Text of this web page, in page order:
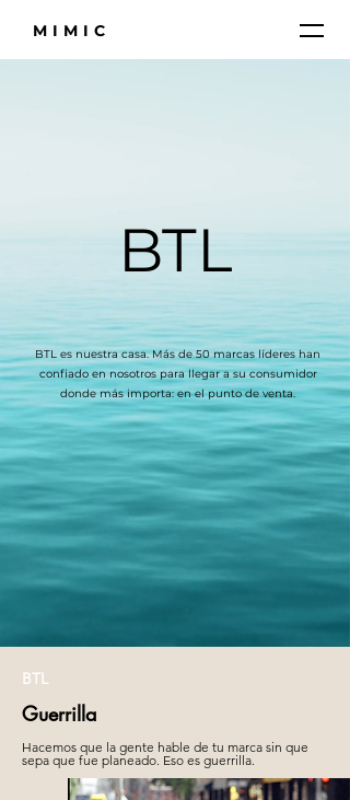
MIMIC
BTL
BTL es nuestra casa. Más de 50 marcas líderes han
confiado en nosotros para llegar a su consumidor
donde más importa: en el punto de venta.
BTL
Guerrilla
Hacemos que la gente hable de tu marca sin que
sepa que fue planeado. Eso es guerrilla.